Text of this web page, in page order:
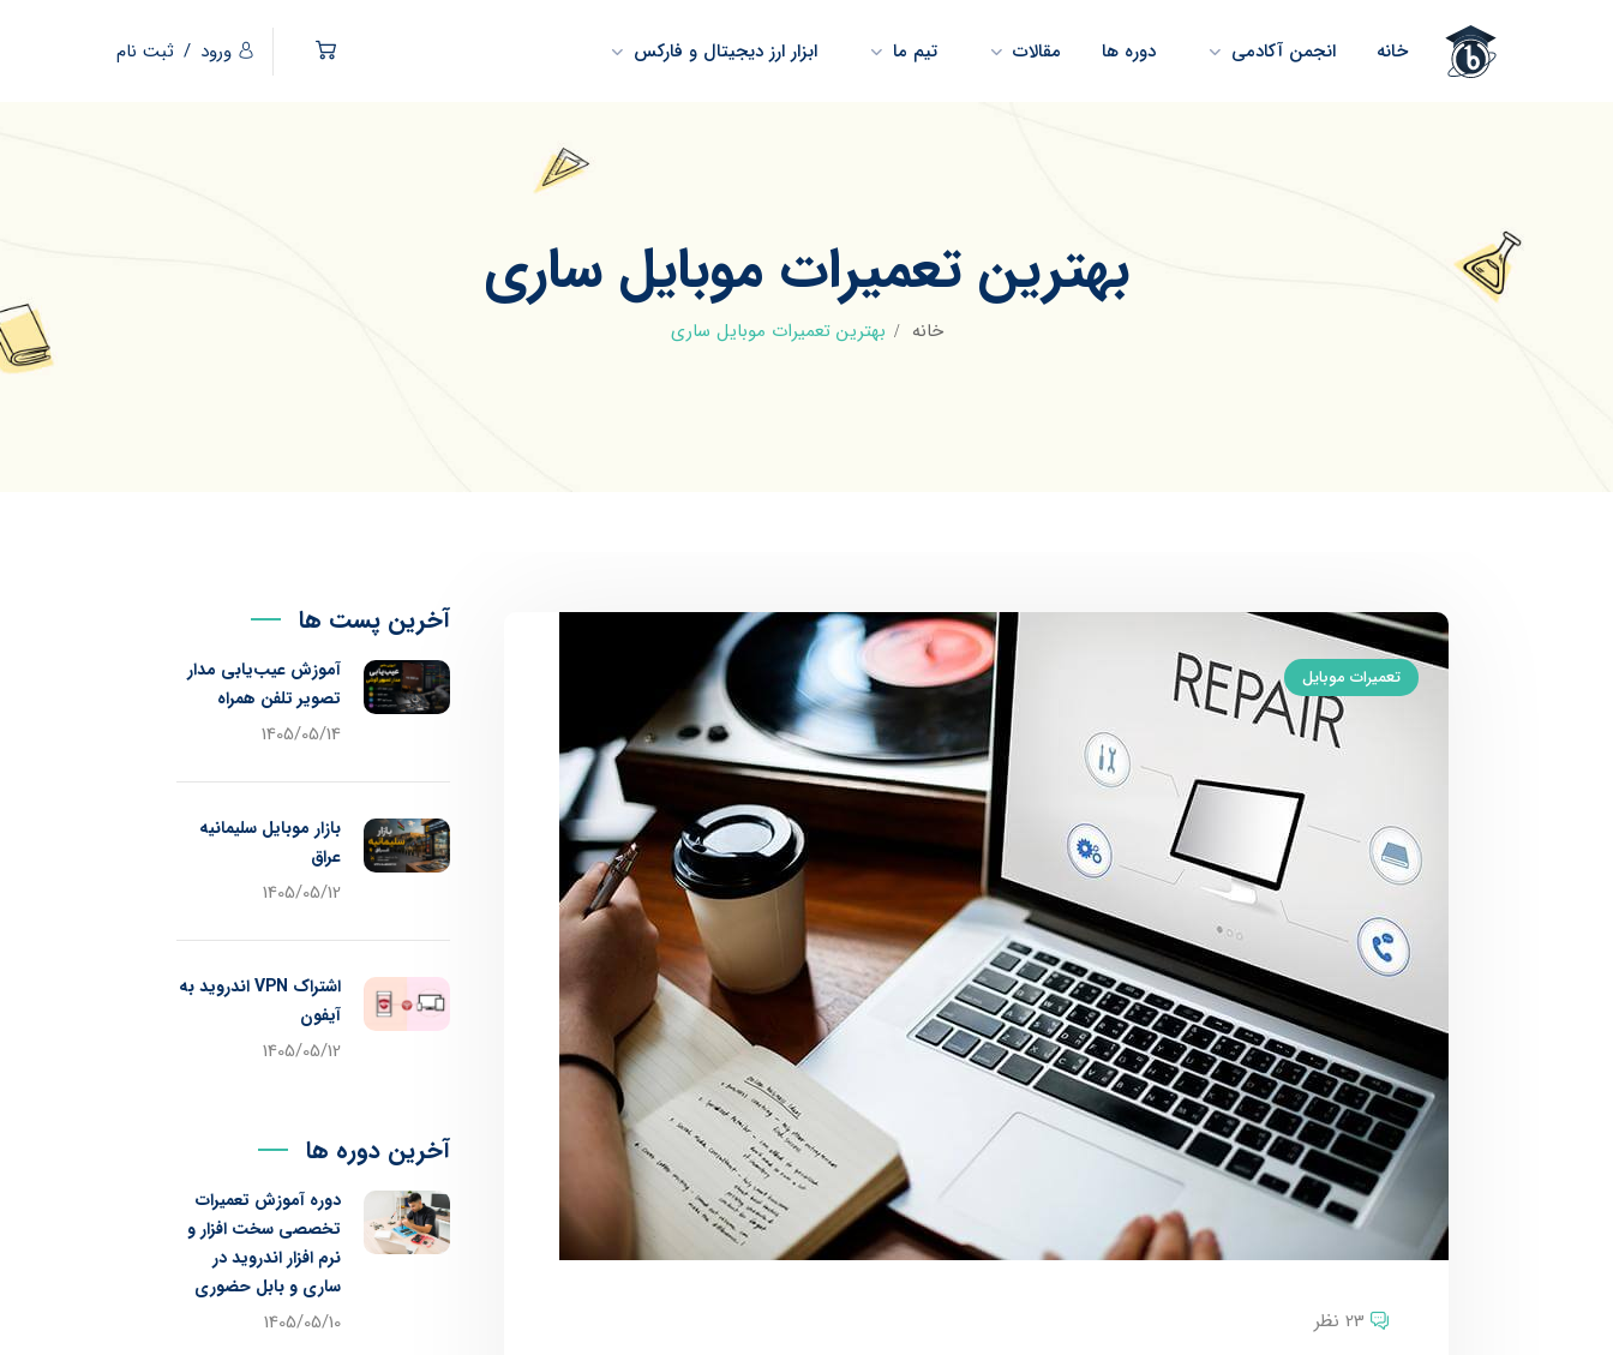
خانه انجمن آکادمی دوره ها مقالات تیم ما ابزار ارز دیجیتال و فارکس ورود / ثبت نام
بهترین تعمیرات موبایل ساری
خانه بهترین تعمیرات موبایل ساری
تعمیرات موبایل
23 نظر
آخرین پست ها
آموزش عیب‌یابی مدار
تصویر تلفن همراه
1405/05/14
بازار موبایل سلیمانیه
عراق
1405/05/12
اشتراک VPN اندروید به
آیفون
1405/05/12
آخرین دوره ها
دوره آموزش تعمیرات
تخصصی سخت افزار و
نرم افزار اندروید در
ساری و بابل حضوری
1405/05/10